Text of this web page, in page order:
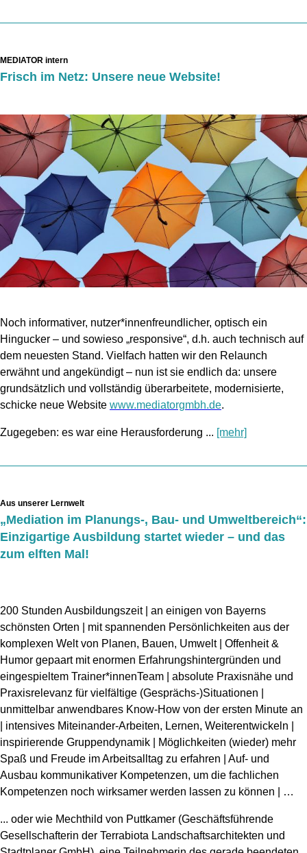
MEDIATOR intern
Frisch im Netz: Unsere neue Website!
Noch informativer, nutzer*innenfreundlicher, optisch ein
Hingucker – und sowieso „responsive“, d.h. auch technisch auf
dem neuesten Stand. Vielfach hatten wir den Relaunch
erwähnt und angekündigt – nun ist sie endlich da: unsere
grundsätzlich und vollständig überarbeitete, modernisierte,
schicke neue Website www.mediatorgmbh.de.
Zugegeben: es war eine Herausforderung ... [mehr]
Aus unserer Lernwelt
„Mediation im Planungs-, Bau- und Umweltbereich“:
Einzigartige Ausbildung startet wieder – und das
zum elften Mal!
200 Stunden Ausbildungszeit
an einigen von Bayerns
schönsten Orten
| mit spannenden Persönlichkeiten aus der
komplexen Welt von Planen, Bauen, Umwelt | Offenheit &
Humor gepaart mit enormen Erfahrungshintergründen und
eingespieltem Trainer*innenTeam | absolute Praxisnähe und
Praxisrelevanz für vielfältige (Gesprächs-)Situationen |
unmittelbar anwendbares Know-How von der ersten Minute an
| intensives Miteinander-Arbeiten, Lernen, Weiterentwickeln |
inspirierende Gruppendynamik | Möglichkeiten (wieder) mehr
Spaß und Freude im Arbeitsalltag zu erfahren | Auf- und
Ausbau kommunikativer Kompetenzen, um die fachlichen
Kompetenzen noch wirksamer werden lassen zu können | …
... oder wie Mechthild von Puttkamer (Geschäftsführende
Gesellschafterin der Terrabiota Landschaftsarchitekten und